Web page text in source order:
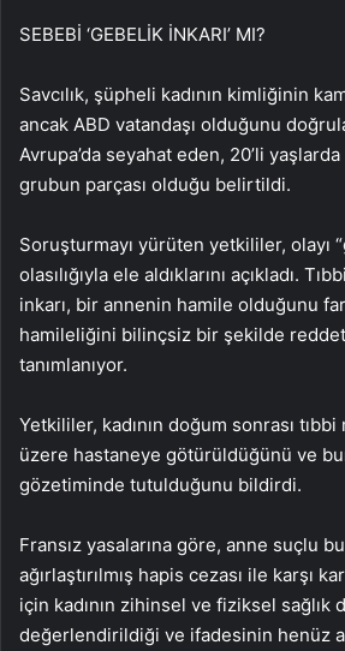
SEBEBİ ‘GEBELİK İNKARI’ MI?
Savcılık, şüpheli kadının kimliğinin
ancak ABD vatandaşı olduğunu
Avrupa’da seyahat eden, 20’li
grubun parçası olduğu belirtildi.
Soruşturmayı yürüten yetkililer, olayı
olasılığıyla ele aldıklarını açıkladı.
inkarı, bir annenin hamile olduğunu
hamileliğini bilinçsiz bir şekilde
tanımlanıyor.
Yetkililer, kadının doğum sonrası
üzere hastaneye götürüldüğünü ve
gözetiminde tutulduğunu bildirdi.
Fransız yasalarına göre, anne suçlu
ağırlaştırılmış hapis cezası ile karşı
için kadının zihinsel ve fiziksel sağlık
değerlendirildiği ve ifadesinin henüz